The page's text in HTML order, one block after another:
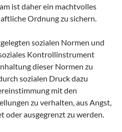
ist daher ein machtvolles
Ordnung zu sichern.
sozialen Normen und
Kontrollinstrument
dieser Normen zu
sozialen Druck dazu
mit den
zu verhalten, aus Angst,
oder ausgegrenzt zu werden.